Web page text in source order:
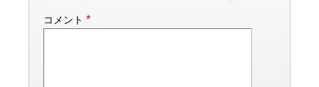
コメント *